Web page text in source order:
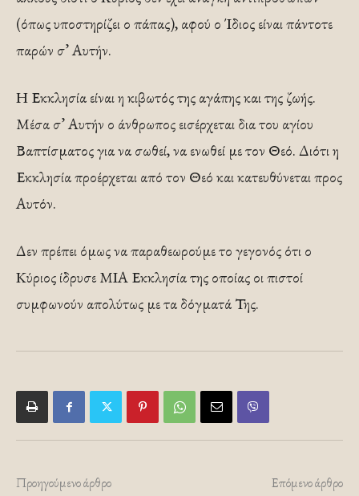
(όπως υποστηρίζει ο πάπας), αφού ο Ίδιος είναι πάντοτε
παρών σ’ Αυτήν.
Η Εκκλησία είναι η κιβωτός της αγάπης και της ζωής.
Μέσα σ’ Αυτήν ο άνθρωπος εισέρχεται δια του αγίου
Βαπτίσματος για να σωθεί, να ενωθεί με τον Θεό. Διότι η
Εκκλησία προέρχεται από τον Θεό και κατευθύνεται προς
Αυτόν.
Δεν πρέπει όμως να παραθεωρούμε το γεγονός ότι ο
Κύριος ίδρυσε ΜΙΑ Εκκλησία της οποίας οι πιστοί
συμφωνούν απολύτως με τα δόγματά Της.
Προηγούμενο άρθρο Επόμενο άρθρο